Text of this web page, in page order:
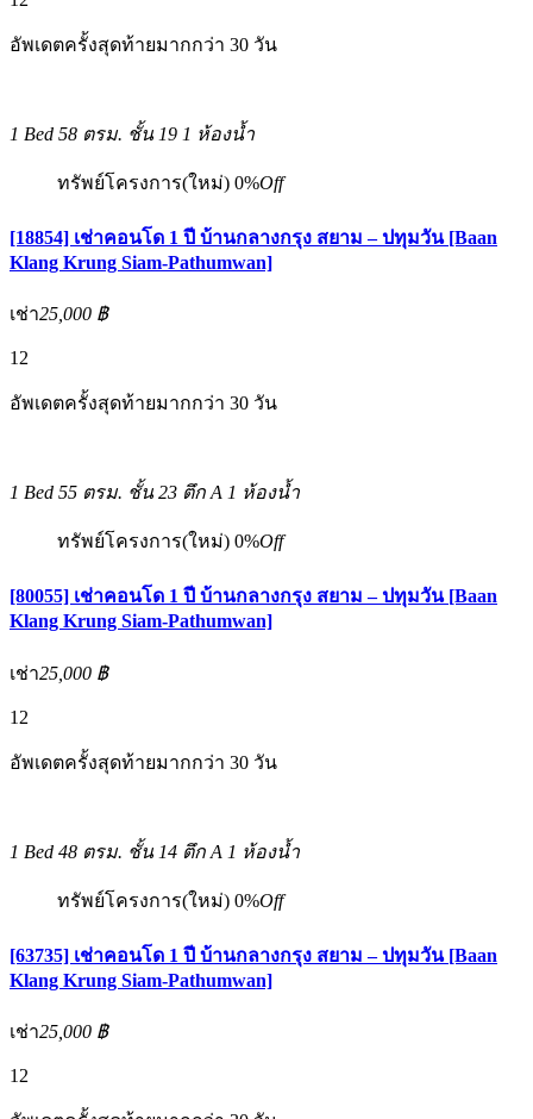
อัพเดตครั้งสุดท้ายมากกว่า 30 วัน
1 Bed 58 ตรม. ชั้น 19 1 ห้องน้ำ
ทรัพย์โครงการ(ใหม่) 0%Off
[18854] เช่าคอนโด 1 ปี บ้านกลางกรุง สยาม – ปทุมวัน [Baan
Klang Krung Siam-Pathumwan]
เช่า25,000 ฿
12
อัพเดตครั้งสุดท้ายมากกว่า 30 วัน
1 Bed 55 ตรม. ชั้น 23 ตึก A 1 ห้องน้ำ
ทรัพย์โครงการ(ใหม่) 0%Off
[80055] เช่าคอนโด 1 ปี บ้านกลางกรุง สยาม – ปทุมวัน [Baan
Klang Krung Siam-Pathumwan]
เช่า25,000 ฿
12
อัพเดตครั้งสุดท้ายมากกว่า 30 วัน
1 Bed 48 ตรม. ชั้น 14 ตึก A 1 ห้องน้ำ
ทรัพย์โครงการ(ใหม่) 0%Off
[63735] เช่าคอนโด 1 ปี บ้านกลางกรุง สยาม – ปทุมวัน [Baan
Klang Krung Siam-Pathumwan]
เช่า25,000 ฿
12